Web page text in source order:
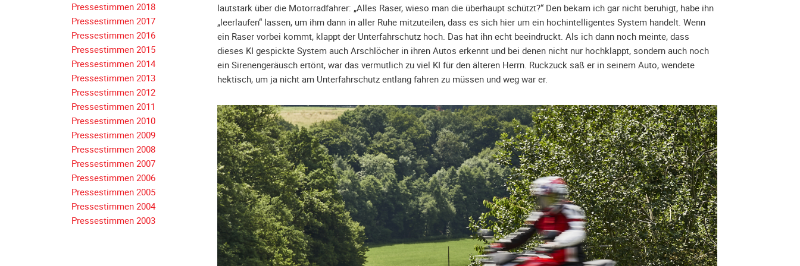
lautstark über die Motorradfahrer: „Alles Raser, wieso man die überhaupt schützt?“ Den bekam ich gar nicht beruhigt, habe ihn
„leerlaufen“ lassen, um ihm dann in aller Ruhe mitzuteilen, dass es sich hier um ein hochintelligentes System handelt. Wenn
ein Raser vorbei kommt, klappt der Unterfahrschutz hoch. Das hat ihn echt beeindruckt. Als ich dann noch meinte, dass
dieses KI gespickte System auch Arschlöcher in ihren Autos erkennt und bei denen nicht nur hochklappt, sondern auch noch
ein Sirenengeräusch ertönt, war das vermutlich zu viel KI für den älteren Herrn. Ruckzuck saß er in seinem Auto, wendete
hektisch, um ja nicht am Unterfahrschutz entlang fahren zu müssen und weg war er.
Pressestimmen 2018
Navigation
überspringen
Pressestimmen 2017
Pressestimmen 2016
Pressestimmen 2015
Pressestimmen 2014
Pressestimmen 2013
Pressestimmen 2012
Pressestimmen 2011
Pressestimmen 2010
Pressestimmen 2009
Pressestimmen 2008
Pressestimmen 2007
Pressestimmen 2006
Pressestimmen 2005
Pressestimmen 2004
Pressestimmen 2003